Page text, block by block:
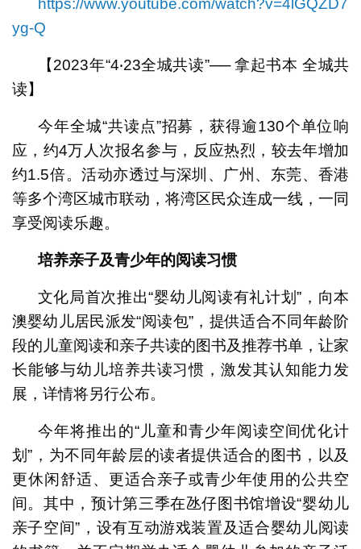
https://www.youtube.com/watch?v=4lGQZD7
yg-Q
【2023年“4‧23全城共读”── 拿起书本 全城共
读】
今年全城“共读点”招募，获得逾130个单位响
应，约4万人次报名参与，反应热烈，较去年增加
约1.5倍。活动亦透过与深圳、广州、东莞、香港
等多个湾区城市联动，将湾区民众连成一线，一同
享受阅读乐趣。
培养亲子及青少年的阅读习惯
文化局首次推出“婴幼儿阅读有礼计划”，向本
澳婴幼儿居民派发“阅读包”，提供适合不同年龄阶
段的儿童阅读和亲子共读的图书及推荐书单，让家
长能够与幼儿培养共读习惯，激发其认知能力发
展，详情将另行公布。
今年将推出的“儿童和青少年阅读空间优化计
划”，为不同年龄层的读者提供适合的图书，以及
更休闲舒适、更适合亲子或青少年使用的公共空
间。其中，预计第三季在氹仔图书馆增设“婴幼儿
亲子空间”，设有互动游戏装置及适合婴幼儿阅读